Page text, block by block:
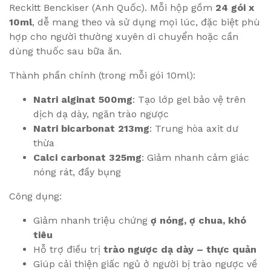
Reckitt Benckiser (Anh Quốc). Mỗi hộp gồm 24 gói x
10ml, dễ mang theo và sử dụng mọi lúc, đặc biệt phù
hợp cho người thường xuyên di chuyển hoặc cần
dùng thuốc sau bữa ăn.
Thành phần chính (trong mỗi gói 10ml):
Natri alginat 500mg: Tạo lớp gel bảo vệ trên
dịch dạ dày, ngăn trào ngược
Natri bicarbonat 213mg: Trung hòa axit dư
thừa
Calci carbonat 325mg: Giảm nhanh cảm giác
nóng rát, đầy bụng
Công dụng:
Giảm nhanh triệu chứng ợ nóng, ợ chua, khó
tiêu
Hỗ trợ điều trị trào ngược dạ dày – thực quản
Giúp cải thiện giấc ngủ ở người bị trào ngược về